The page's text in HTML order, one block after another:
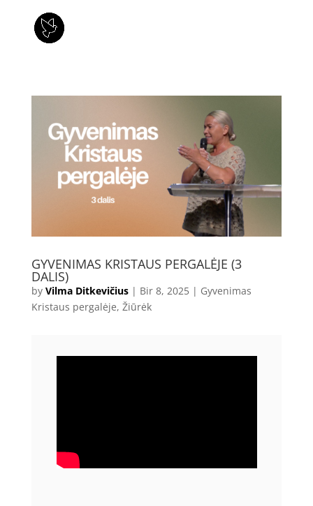
GYVENIMAS KRISTAUS PERGALĖJE (3
DALIS)
by Vilma Ditkevičius| Bir 8, 2025| Gyvenimas
Kristaus pergalėje, Žiūrėk